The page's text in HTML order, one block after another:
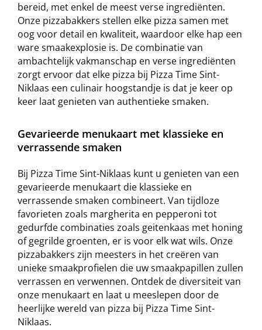
bereid, met enkel de meest verse ingrediënten.
Onze pizzabakkers stellen elke pizza samen met
oog voor detail en kwaliteit, waardoor elke hap een
ware smaakexplosie is. De combinatie van
ambachtelijk vakmanschap en verse ingrediënten
zorgt ervoor dat elke pizza bij Pizza Time Sint-
Niklaas een culinair hoogstandje is dat je keer op
keer laat genieten van authentieke smaken.
Gevarieerde menukaart met klassieke en
verrassende smaken
Bij Pizza Time Sint-Niklaas kunt u genieten van een
gevarieerde menukaart die klassieke en
verrassende smaken combineert. Van tijdloze
favorieten zoals margherita en pepperoni tot
gedurfde combinaties zoals geitenkaas met honing
of gegrilde groenten, er is voor elk wat wils. Onze
pizzabakkers zijn meesters in het creëren van
unieke smaakprofielen die uw smaakpapillen zullen
verrassen en verwennen. Ontdek de diversiteit van
onze menukaart en laat u meeslepen door de
heerlijke wereld van pizza bij Pizza Time Sint-
Niklaas.